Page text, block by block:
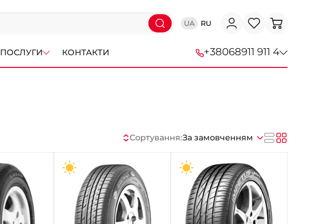
UA RU
ПОСЛУГИ КОНТАКТИ +38068911 911 4
+38 (095) 276-44-44
+38 (067) 911-14-14
- на Щепкіна
+38 (098) 911-911-0
- на Тополі
Сортування:За замовченням